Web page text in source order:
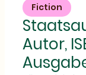
Ausgabedetails
Fiction
Autor,